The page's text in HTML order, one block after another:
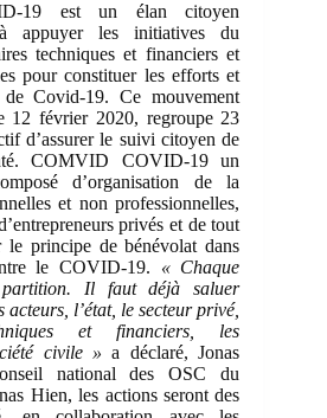
19 est un élan citoyen
appuyer les initiatives du
techniques et financiers et
pour constituer les efforts et
de Covid-19. Ce mouvement
12 février 2020, regroupe 23
d’assurer le suivi citoyen de
COMVID COVID-19 un
d’organisation de la
et non professionnelles,
privés et de tout
le principe de bénévolat dans
le COVID-19. « Chaque
Il faut déjà saluer
acteurs, l’état, le secteur privé,
et financiers, les
civile » a déclaré, Jonas
national des OSC du
Hien, les actions seront des